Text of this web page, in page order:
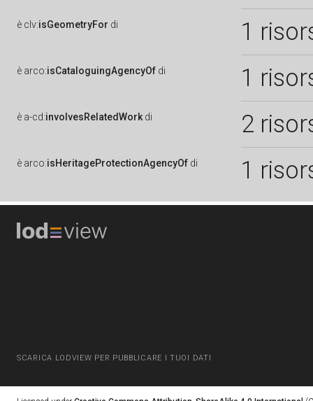
è clv:isGeometryFor di 1
è arco:isCataloguingAgencyOf di 1
è a-cd:involvesRelatedWork di 2
è arco:isHeritageProtectionAgencyOf di 1
SCARICA LODVIEW PER PUBBLICARE I TUOI DATI